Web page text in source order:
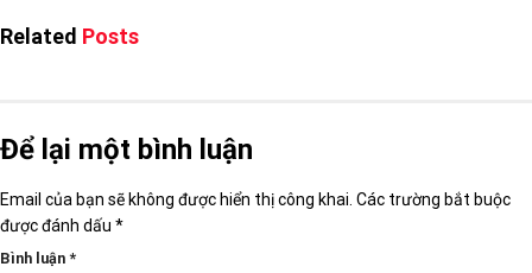
Related Posts
Để lại một bình luận
Email của bạn sẽ không được hiển thị công khai. Các trường bắt buộc
được đánh dấu *
Bình luận *